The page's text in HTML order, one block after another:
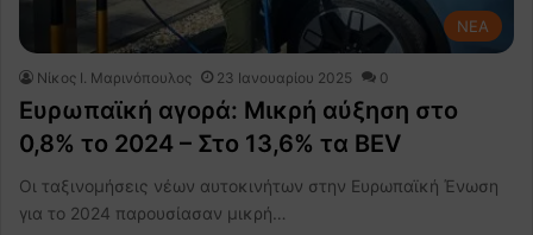
NEA
Nίκος Ι. Mαρινόπουλος 23 Ιανουαρίου 2025 0
Ευρωπαϊκή αγορά: Μικρή αύξηση στο
0,8% το 2024 – Στο 13,6% τα BEV
Οι ταξινομήσεις νέων αυτοκινήτων στην Ευρωπαϊκή Ένωση
για το 2024 παρουσίασαν μικρή…